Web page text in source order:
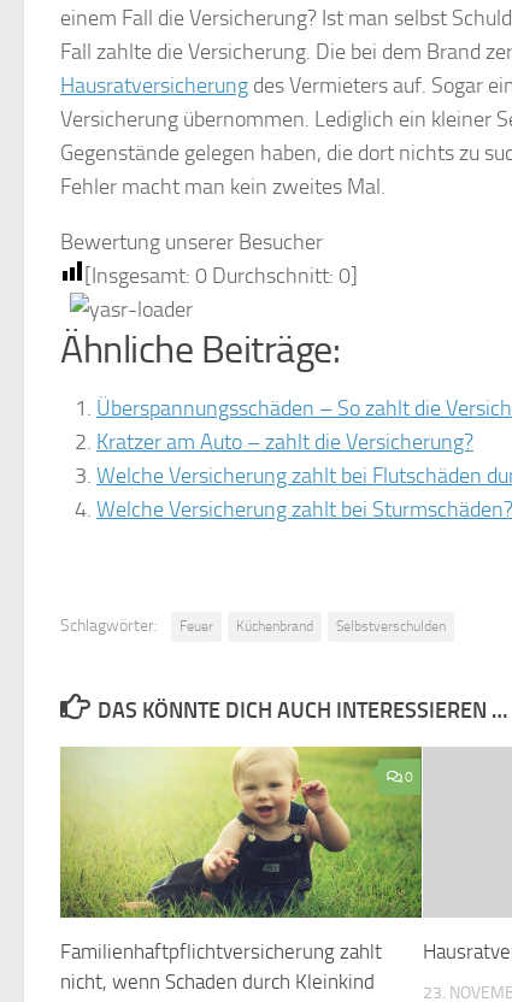
einem Fall die Versicherung? Ist man selbst
Fall zahlte die Versicherung. Die bei dem Brand
Hausratversicherung des Vermieters auf. Sogar
Versicherung übernommen. Lediglich ein kleiner
Gegenstände gelegen haben, die dort nichts zu
Fehler macht man kein zweites Mal.
Bewertung unserer Besucher
[Insgesamt: 0 Durchschnitt: 0]
Ähnliche Beiträge:
Überspannungsschäden – So zahlt die
Kratzer am Auto – zahlt die Versicherung?
Welche Versicherung zahlt bei Flutschäden
Welche Versicherung zahlt bei Sturmschäden?
Schlagwörter: Feuer Küchenbrand Selbstverschulden
DAS KÖNNTE DICH AUCH INTERESSIEREN …
0
Familienhaftpflichtversicherung zahlt
nicht, wenn Schaden durch Kleinkind
23.